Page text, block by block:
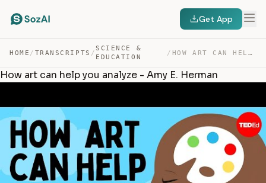
Get App
HOME / TRANSCRIPTS /
SCIENCE &
EDUCATION
/ HOW ART CAN HELP YOU ANALYZE – AMY E. HERMAN — TRANSCRIPT
How art can help you analyze - Amy E. Herman